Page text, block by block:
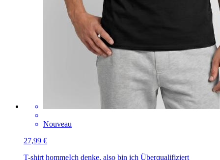
Nouveau
27,99 €
T-shirt hommeIch denke, also bin ich Überqualifiziert